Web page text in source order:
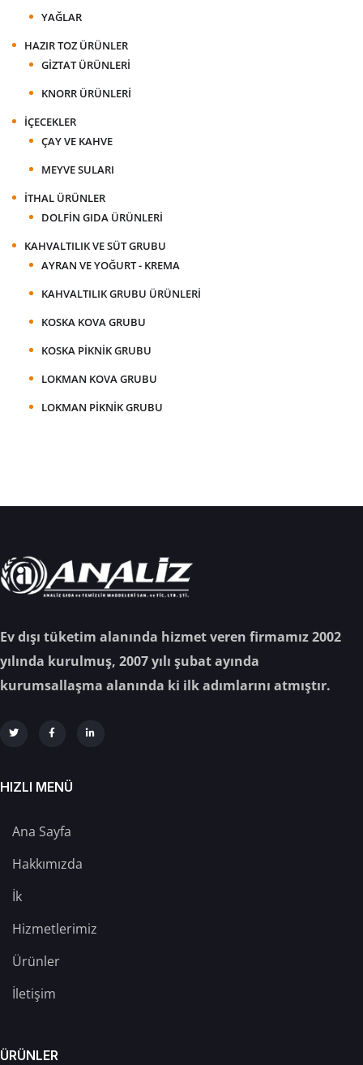
YAĞLAR
HAZIR TOZ ÜRÜNLER
GIZTAT ÜRÜNLERI
KNORR ÜRÜNLERI
İÇECEKLER
ÇAY VE KAHVE
MEYVE SULARI
İTHAL ÜRÜNLER
DOLFIN GIDA ÜRÜNLERI
KAHVALTILIK VE SÜT GRUBU
AYRAN VE YOĞURT - KREMA
KAHVALTILIK GRUBU ÜRÜNLERI
KOSKA KOVA GRUBU
KOSKA PIKNIK GRUBU
LOKMAN KOVA GRUBU
LOKMAN PIKNIK GRUBU
Ev dışı tüketim alanında hizmet veren firmamız 2002
yılında kurulmuş, 2007 yılı şubat ayında
kurumsallaşma alanında ki ilk adımlarını atmıştır.
HIZLI MENÜ
Ana Sayfa
Hakkımızda
İk
Hizmetlerimiz
Ürünler
İletişim
ÜRÜNLER